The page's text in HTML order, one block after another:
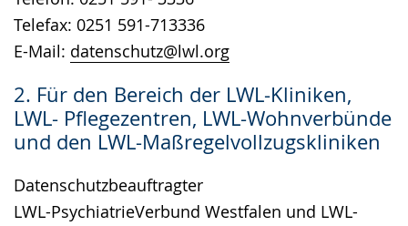
Telefax: 0251 591-713336
E-Mail: datenschutz@lwl.org
2. Für den Bereich der LWL-Kliniken,
LWL- Pflegezentren, LWL-Wohnverbünde
und den LWL-Maßregelvollzugskliniken
Datenschutzbeauftragter
LWL-PsychiatrieVerbund Westfalen und LWL-